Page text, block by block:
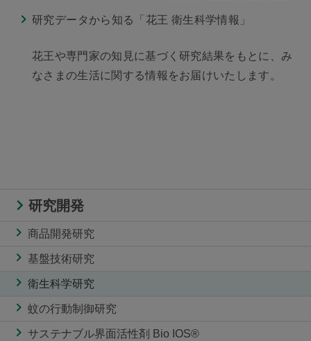
研究データから知る「花王 衛生科学情報」
花王や専門家の知見に基づく研究結果をもとに、み
なさまの生活に関する情報をお届けいたします。
研究開発
商品開発研究
基盤技術研究
衛生科学研究
蚊の行動制御研究
サステナブル界面活性剤 Bio IOS®